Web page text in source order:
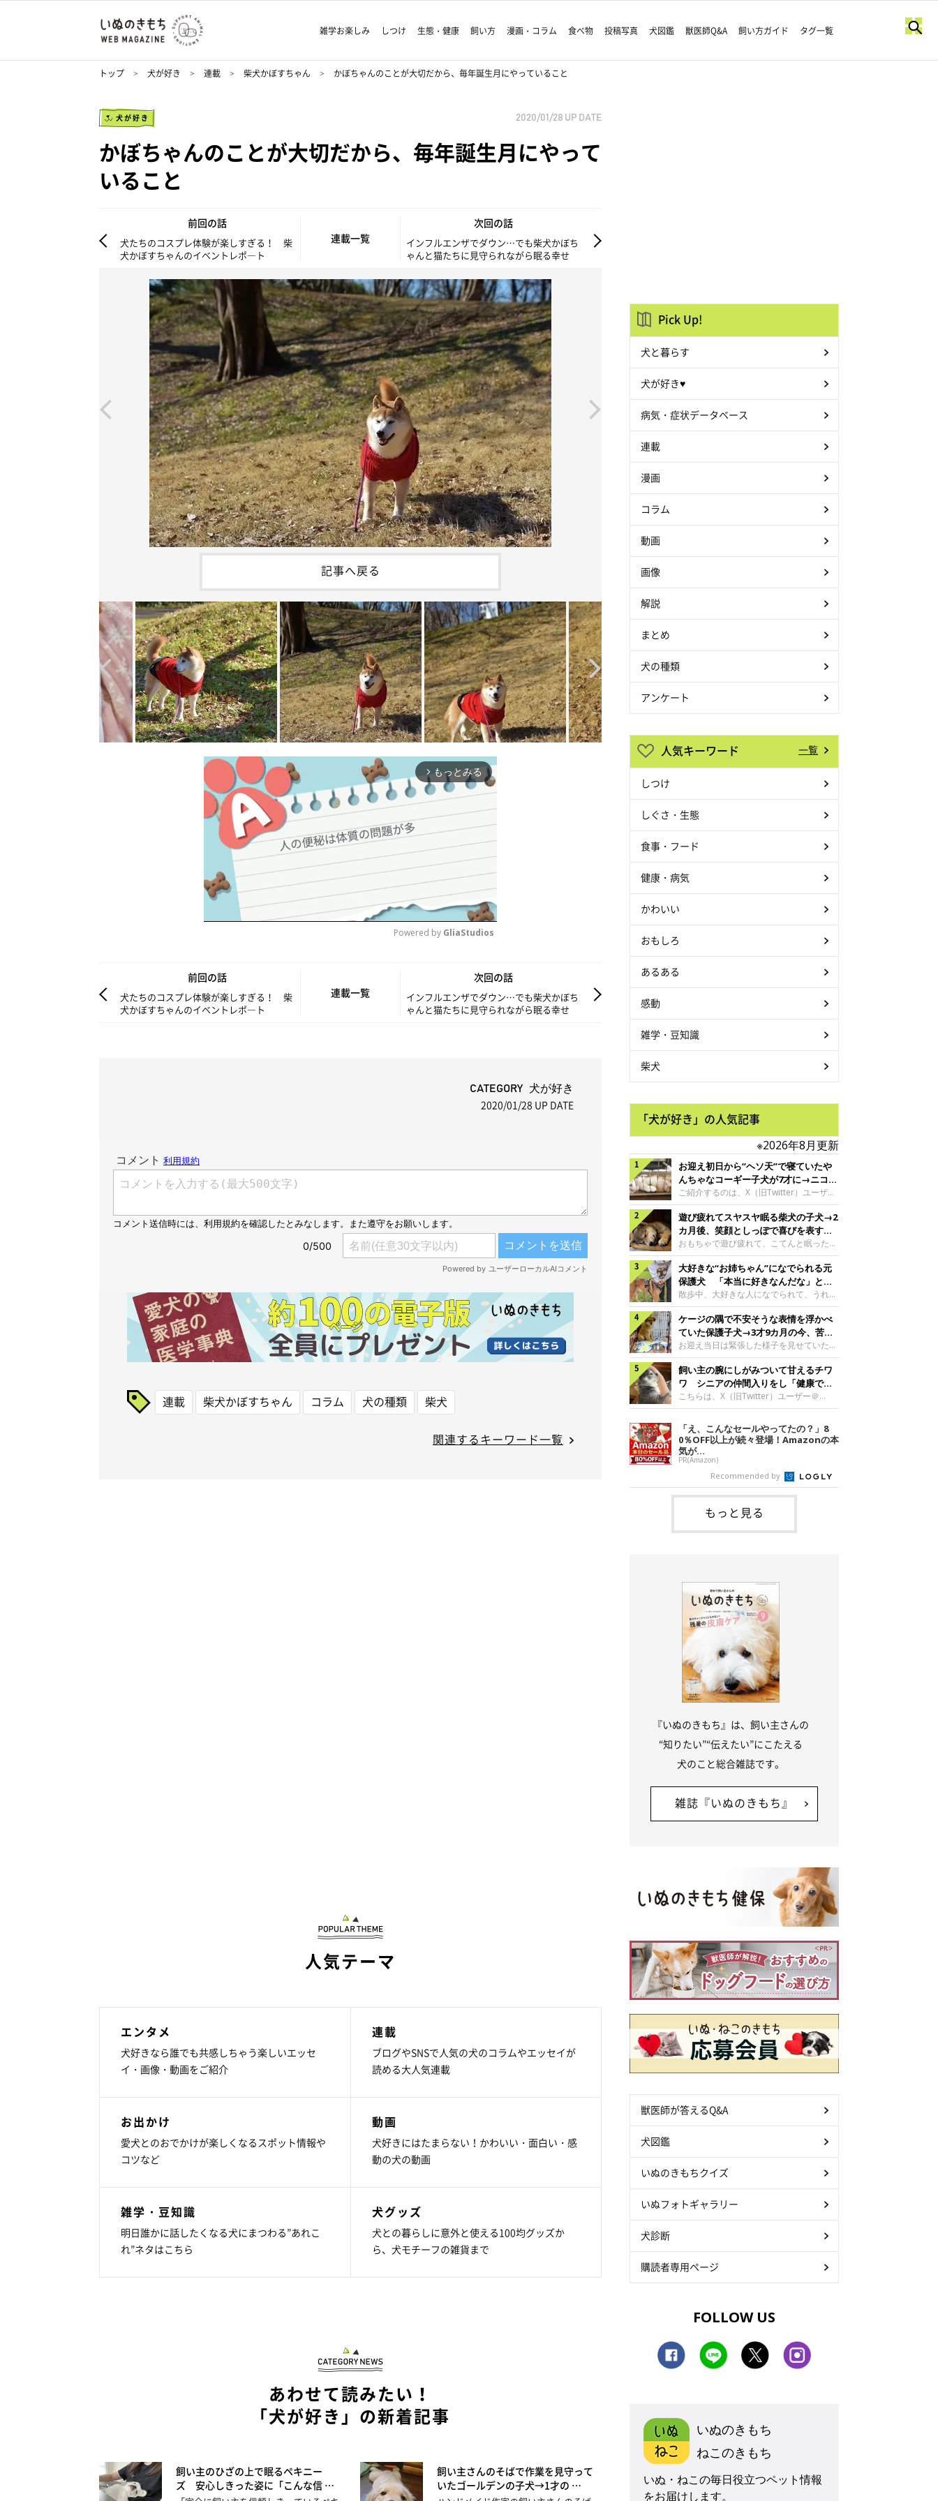
雑学お楽しみ しつけ 生態・健康 飼い方 漫画・コラム 食べ物 投稿写真 犬図鑑 獣医師Q&A 飼い方ガイド タグ一覧
トップ 犬が好き 連載 柴犬かぼすちゃん かぼちゃんのことが大切だから、毎年誕生月にやっていること
犬が好き 2020/01/28 UP DATE
かぼちゃんのことが大切だから、毎年誕生月にやって
いること
前回の話
犬たちのコスプレ体験が楽しすぎる！ 柴
犬かぼすちゃんのイベントレポ―ト
連載一覧
次回の話
インフルエンザでダウン…でも柴犬かぼち
ゃんと猫たちに見守られながら眠る幸せ
記事へ戻る
arrow_forward_ios もっとみる
u
t
Powered by GliaStudios
前回の話
犬たちのコスプレ体験が楽しすぎる！ 柴
犬かぼすちゃんのイベントレポ―ト
連載一覧
次回の話
インフルエンザでダウン…でも柴犬かぼち
ゃんと猫たちに見守られながら眠る幸せ
CATEGORY 犬が好き
2020/01/28 UP DATE
連載 柴犬かぼすちゃん コラム 犬の種類 柴犬
関連するキーワード一覧
人気テーマ
エンタメ
犬好きなら誰でも共感しちゃう楽しいエッセ
イ・画像・動画をご紹介
連載
ブログやSNSで人気の犬のコラムやエッセイが
読める大人気連載
お出かけ
愛犬とのおでかけが楽しくなるスポット情報や
コツなど
動画
犬好きにはたまらない！かわいい・面白い・感
動の犬の動画
雑学・豆知識
明日誰かに話したくなる犬にまつわる”あれこ
れ”ネタはこちら
犬グッズ
犬との暮らしに意外と使える100均グッズか
ら、犬モチーフの雑貨まで
あわせて読みたい！
「犬が好き」の新着記事
飼い主のひざの上で眠るペキニー
ズ 安心しきった姿に「こんな信 …
飼い主さんのそばで作業を見守って
いたゴールデンの子犬→1才の …
Pick Up!
犬と暮らす
犬が好き♥
病気・症状データベース
連載
漫画
コラム
動画
画像
解説
まとめ
犬の種類
アンケート
人気キーワード 一覧
しつけ
しぐさ・生態
食事・フード
健康・病気
かわいい
おもしろ
あるある
感動
雑学・豆知識
柴犬
「犬が好き」の人気記事
※2026年8月更新
お迎え初日から“ヘソ天”で寝ていたや
んちゃなコーギー子犬が7才に→ニコニ
コ“コーギースマイル”が魅力のコに成
長！
ご紹介するのは、X（旧Twitter）ユーザー
＠Kus1oKg2vsgdWS2さんの愛犬でウェル
シュ・コーギー・ペンブロークの神楽ちゃ
ん。今年の8月で7才になるという神楽ちゃ
んですが、いったいどんな子犬時代を過ご
したのでしょうか。今回は、神楽ちゃんの
成長を飼い主さんと振り返ります！神楽ち
ゃんの成長について聞いた！お迎えから数
日後の神楽ちゃん（撮影時生後2カ月）＠
Kus1oKg2vsgdWS2――お迎え当初の神楽
ちゃんの様子について教えてください。飼
い主さん： 「お迎え当日から“ヘソ天”で寝
るようなコでし
遊び疲れてスヤスヤ眠る柴犬の子犬→2
カ月後、笑顔としっぽで喜びを表すコ
に成長！
おもちゃで遊び疲れて、こてんと眠った子
犬。あれから2カ月、表情や行動にさまざ
まな変化が見られるようになりました。遊
び疲れて眠る生後2カ月のなっちゃん遊び
疲れた様子のなっちゃん。@Pkndg_紹介
するのは、X（旧Twitter）ユーザー
@Pkndg_さんの愛犬・なっちゃん（取材
時、生後4カ月／柴犬）。こちらの写真
は、なっちゃんが生後2カ月のころに撮影
された一枚です。この日、なっちゃんは家
族と一緒におもちゃで遊んでいました。た
くさん遊んで疲れたのか、その後は眠り始
めたそうです。眠るなっちゃん。
@Pkndg_
大好きな“お姉ちゃん”になでられる元
保護犬 「本当に好きなんだな」と感
じる表情にほっこり
散歩中、大好きな人になでられて、うれし
そうな表情を見せる元保護犬。甘えるよう
な姿に、見ているこちらまでほっこりしま
す。大好きな“お姉ちゃん”に甘える小次郎
くん妹さんになでてもらい、うれしそうな
表情を見せる小次郎くん（2026年6月撮
影）。@mika_Jimmy紹介するのは、X（旧
Twitter）ユーザー@mika_Jimmyさんの愛
犬・小次郎くん（撮影時5才）。こちら
は、飼い主さんの妹さんと一緒に散歩をし
日、飼い主さんは実家から自宅へ帰る途
中、妹さんと公園で待ち合わせ
ケージの隅で不安そうな表情を浮かべ
ていた保護子犬→3才9カ月の今、苦手
を克服し頼もしいコに成長！
お迎え当日は緊張した様子を見せていた元
野犬の保護子犬。あれから約3年半、苦手
だったことを一つひとつ克服し、家族に寄
り添う姿を見せています。お迎え当日、ケ
ージの隅で不安そうにお迎え当日のシルビ
アちゃん。@nemonemotos今回紹介する
@nemonemotosさんの愛犬・シルビアち
ゃん（撮影当時、生後推定2カ月）。飼い
主さんが「#最初に撮った一枚」として投
稿した写真には、ケージの隅で不安そうな
表情を浮かべるシルビアちゃんの姿が写っ
ていました。こちらは、保護犬だったシル
飼い主の腕にしがみついて甘えるチワ
ワ シニアの仲間入りをし「健康で穏
やかな暮らしが続いてほしい」と願う
こちらは、X（旧Twitter）ユーザー＠
kotubusuke617さんが投稿した写真。写
っているのは、愛犬でチワワのつぶしゃん
（本名：こつぶちゃん）です。飼い主さん
の腕にしがみつくつぶしゃん（撮影時6
才）＠kotubusuke617撮影当時の状況に
ついて伺うと、飼い主さんはこう教えてく
れました。飼い主さん： 「ある休日のこ
とです。私がソファに座った途端にひざの
上にのってきたので、そのままなでながら
テレビを見ていたのですが、微動だにしな
いので気になって見てみると、腕にしがみ
「え、こんなセールやってたの？」8
0％OFF以上が続々登場！Amazonの本
気が...
PR(Amazon)
Recommended by
もっと見る
『いぬのきもち』は、飼い主さんの
“知りたい”“伝えたい”にこたえる
犬のこと総合雑誌です。
雑誌『いぬのきもち』
獣医師が答えるQ&A
犬図鑑
いぬのきもちクイズ
いぬフォトギャラリー
犬診断
購読者専用ページ
FOLLOW US
いぬのきもち
ねこのきもち
いぬ・ねこの毎日役立つペット情報
をお届けします。